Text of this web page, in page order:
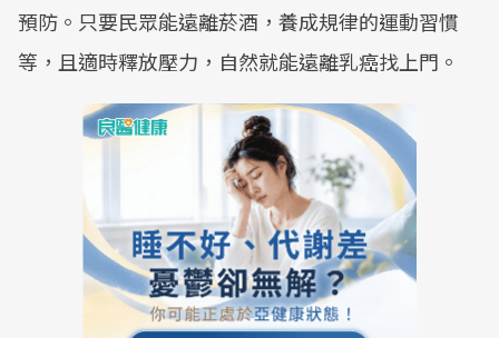
預防。只要民眾能遠離菸酒，養成規律的運動習慣
等，且適時釋放壓力，自然就能遠離乳癌找上門。